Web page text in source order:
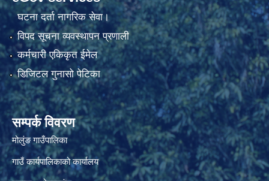
घटना दर्ता नागरिक सेवा।
विपद सूचना व्यवस्थापन प्रणाली
कर्मचारी एकिकृत ईमेल
डिजिटल गुनासो पेटिका
सम्पर्क विवरण
मोलुंङ गाउँपालिका
गाउँ कार्यपालिकाको कार्यालय